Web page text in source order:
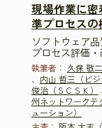
現場作業に密
準プロセスの
ソフトウェア
プロセス評価・
執筆者：
久保 敬
、 内山 哲三（ビ
俊治（ＳＣＳＫ）
州ネットワークテ
ューション）